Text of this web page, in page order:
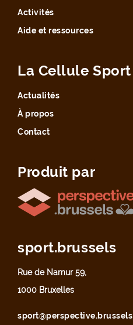
Activités
Aide et ressources
La Cellule Sport
Actualités
À propos
Contact
Produit par
sport.brussels
Rue de Namur 59,
1000 Bruxelles
sport@perspective.brussels